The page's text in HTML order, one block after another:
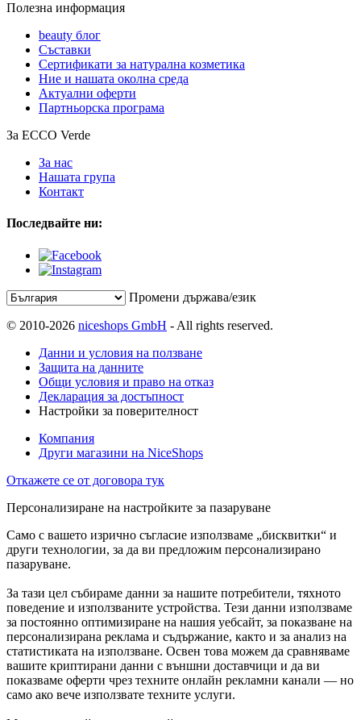
Полезна информация
beauty блог
Съставки
Сертификати за натурална козметика
Ние и нашата околна среда
Актуални оферти
Партньорска програма
За ECCO Verde
За нас
Нашата група
Контакт
Последвайте ни:
Промени държава/език
© 2010-2026 niceshops GmbH - All rights reserved.
Данни и условия на ползване
Защита на данните
Общи условия и право на отказ
Декларация за достъпност
Настройки за поверителност
Компания
Други магазини на NiceShops
Откажете се от договора тук
Персонализиране на настройките за пазаруване
Само с вашето изрично съгласие използваме „бисквитки“ и
други технологии, за да ви предложим персонализирано
пазаруване.
За тази цел събираме данни за нашите потребители, тяхното
поведение и използваните устройства. Тези данни използваме
за постоянно оптимизиране на нашия уебсайт, за показване на
персонализирана реклама и съдържание, както и за анализ на
статистиката на използване. Освен това можем да сравняваме
вашите криптирани данни с външни доставчици и да ви
показваме оферти чрез техните онлайн рекламни канали — но
само ако вече използвате техните услуги.